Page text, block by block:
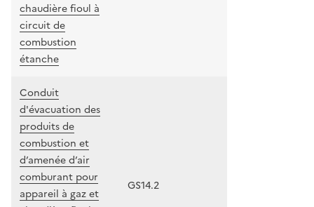
chaudière fioul à
circuit de
combustion
étanche
Conduit
d'évacuation des
produits de
combustion et
d’amenée d’air
comburant pour
appareil à gaz et
GS14.2